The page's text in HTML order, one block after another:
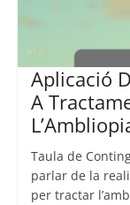
Aplicació
A
Taula de
parlar de la
per tractar